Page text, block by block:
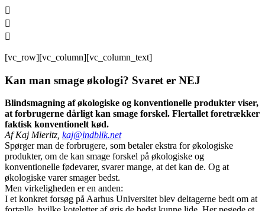
[vc_row][vc_column][vc_column_text]
Kan man smage økologi? Svaret er NEJ
Blindsmagning af økologiske og konventionelle produkter viser,
at forbrugerne dårligt kan smage forskel. Flertallet foretrækker
faktisk konventionelt kød.
Af Kaj Mieritz, kaj@indblik.net
Spørger man de forbrugere, som betaler ekstra for økologiske
produkter, om de kan smage forskel på økologiske og
konventionelle fødevarer, svarer mange, at det kan de. Og at
økologiske varer smager bedst.
Men virkeligheden er en anden:
I et konkret forsøg på Aarhus Universitet blev deltagerne bedt om at